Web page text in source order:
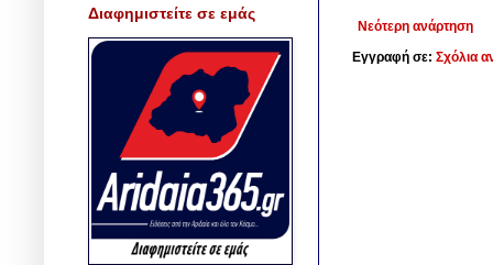
Νεότερη ανάρτηση
Εγγραφή σε: Σχόλια
Διαφημιστείτε σε εμάς